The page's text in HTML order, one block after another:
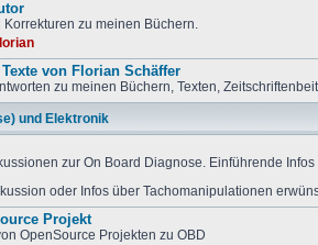
zu meinen Büchern.
von Florian Schäffer
zu meinen Büchern, Texten,
und Elektronik
zur On Board Diagnose. Einführende
oder Infos über Tachomanipulationen
Projekt
OpenSource Projekten zu OBD